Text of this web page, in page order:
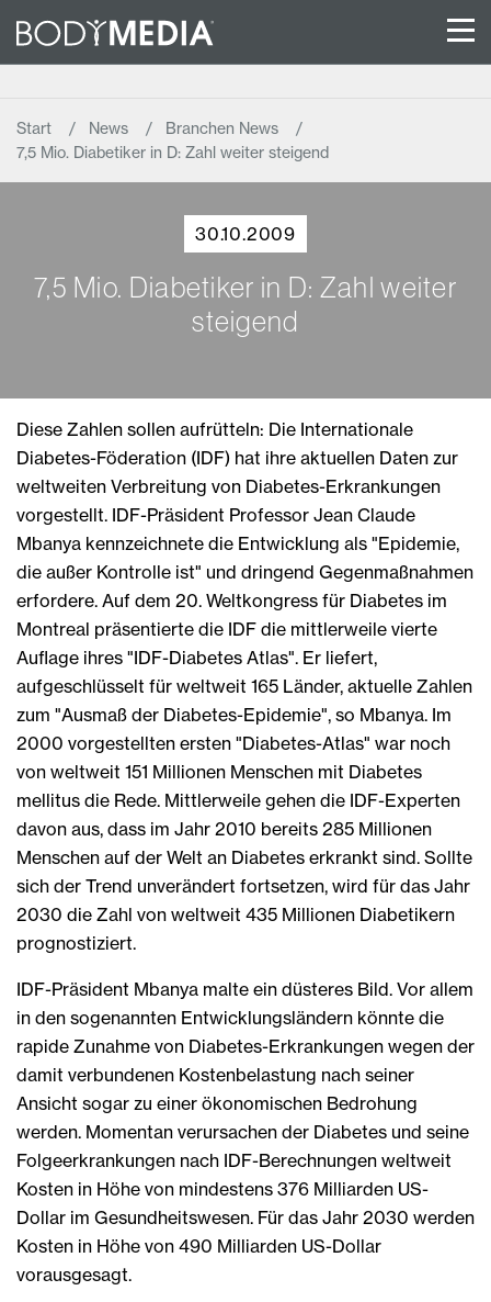
Start News
Branchen News
7,5 Mio. Diabetiker in D: Zahl weiter steigend
30.10.2009
7,5 Mio. Diabetiker in D: Zahl weiter
steigend
Diese Zahlen sollen aufrütteln: Die Internationale
Diabetes-Föderation (IDF) hat ihre aktuellen Daten zur
weltweiten Verbreitung von Diabetes-Erkrankungen
vorgestellt. IDF-Präsident Professor Jean Claude
Mbanya kennzeichnete die Entwicklung als "Epidemie,
die außer Kontrolle ist" und dringend Gegenmaßnahmen
erfordere. Auf dem 20. Weltkongress für Diabetes im
Montreal präsentierte die IDF die mittlerweile vierte
Auflage ihres "IDF-Diabetes Atlas". Er liefert,
aufgeschlüsselt für weltweit 165 Länder, aktuelle Zahlen
zum "Ausmaß der Diabetes-Epidemie", so Mbanya. Im
2000 vorgestellten ersten "Diabetes-Atlas" war noch
von weltweit 151 Millionen Menschen mit Diabetes
mellitus die Rede. Mittlerweile gehen die IDF-Experten
davon aus, dass im Jahr 2010 bereits 285 Millionen
Menschen auf der Welt an Diabetes erkrankt sind. Sollte
sich der Trend unverändert fortsetzen, wird für das Jahr
2030 die Zahl von weltweit 435 Millionen Diabetikern
prognostiziert.
IDF-Präsident Mbanya malte ein düsteres Bild. Vor allem
in den sogenannten Entwicklungsländern könnte die
rapide Zunahme von Diabetes-Erkrankungen wegen der
damit verbundenen Kostenbelastung nach seiner
Ansicht sogar zu einer ökonomischen Bedrohung
werden. Momentan verursachen der Diabetes und seine
Folgeerkrankungen nach IDF-Berechnungen weltweit
Kosten in Höhe von mindestens 376 Milliarden US-
Dollar im Gesundheitswesen. Für das Jahr 2030 werden
Kosten in Höhe von 490 Milliarden US-Dollar
vorausgesagt.